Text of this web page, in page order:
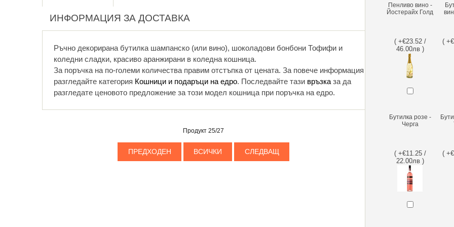
Пенливо вино -
Йостерайх Голд
( +€23.52 /
46.00лв )
(
Бутилка розе -
Черга
( +€11.25 /
22.00лв )
(
ИНФОРМАЦИЯ ЗА ДОСТАВКА
Ръчно декорирана бутилка шампанско (или вино), шоколадови бонбони Тофифи и
коледни сладки, красиво аранжирани в коледна кошница.
За поръчка на по-големи количества правим отстъпка от цената. За повече информация
разгледайте категория Кошници и подаръци на едро. Последвайте тази връзка за да
разгледате ценовото предложение за този модел кошница при поръчка на едро.
Продукт 25/27
ПРЕДХОДЕН ВСИЧКИ СЛЕДВАЩ